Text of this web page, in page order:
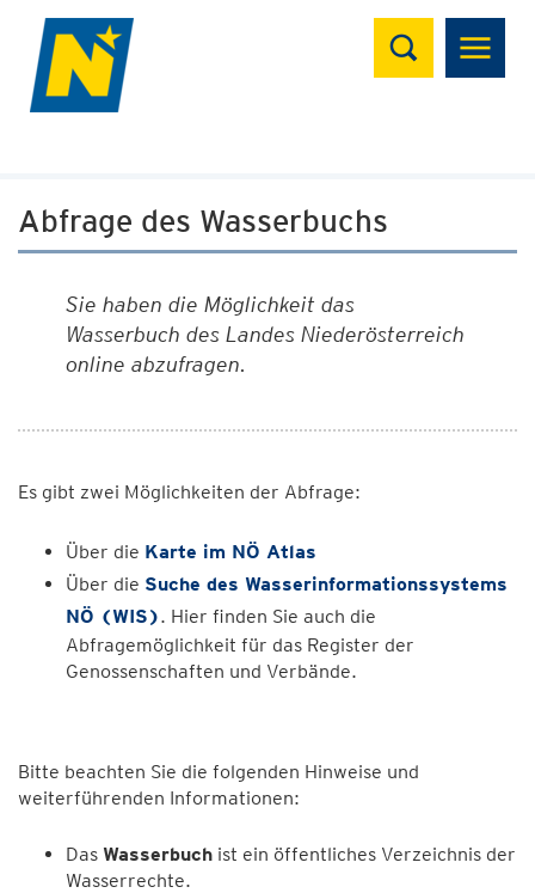
Suchen
Abfrage des Wasserbuchs
Sie haben die Möglichkeit das
Wasserbuch des Landes Niederösterreich
online abzufragen.
Es gibt zwei Möglichkeiten der Abfrage:
Über die Karte im NÖ Atlas
Über die Suche des Wasserinformationssystems
NÖ (WIS). Hier finden Sie auch die
Abfragemöglichkeit für das Register der
Genossenschaften und Verbände.
Bitte beachten Sie die folgenden Hinweise und
weiterführenden Informationen:
Das Wasserbuch ist ein öffentliches Verzeichnis der
Wasserrechte.